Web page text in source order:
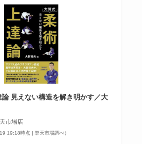
見えない構造を解き明かす／大
市場店
19:18時点 | 楽天市場調べ）